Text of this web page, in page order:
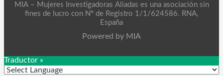
MIA – Mujeres Investigadoras Aliadas es una asociación sin
fines de lucro con Nº de Registro 1/1/624586. RNA,
España
Powered by MIA
Traductor »